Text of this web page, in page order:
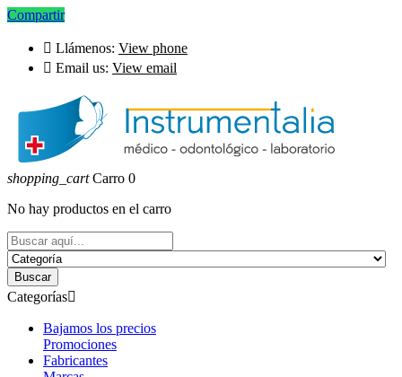
Compartir
 Llámenos: View phone
 Email us: View email
shopping_cart Carro 0
No hay productos en el carro
Buscar
Categorías
Bajamos los precios
Promociones
Fabricantes